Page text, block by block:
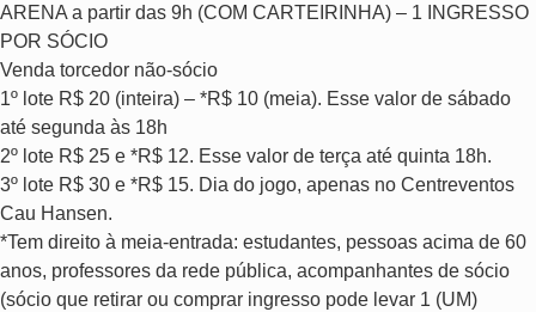
ARENA a partir das 9h (COM CARTEIRINHA) – 1 INGRESSO
POR SÓCIO
Venda torcedor não-sócio
1º lote R$ 20 (inteira) – *R$ 10 (meia). Esse valor de sábado
até segunda às 18h
2º lote R$ 25 e *R$ 12. Esse valor de terça até quinta 18h.
3º lote R$ 30 e *R$ 15. Dia do jogo, apenas no Centreventos
Cau Hansen.
*Tem direito à meia-entrada: estudantes, pessoas acima de 60
anos, professores da rede pública, acompanhantes de sócio
(sócio que retirar ou comprar ingresso pode levar 1 (UM)